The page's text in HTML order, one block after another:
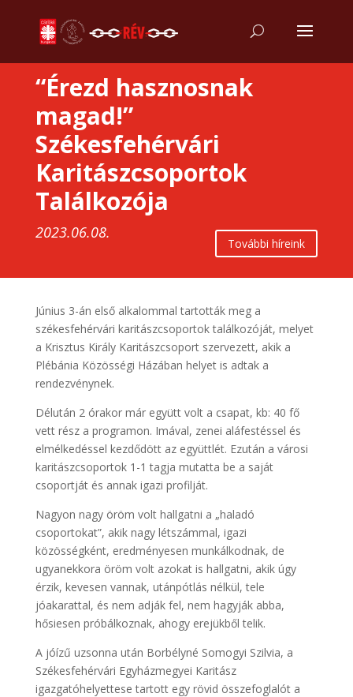
“Érezd hasznosnak
magad!”
Székesfehérvári
Karitászcsoportok
Találkozója
2023.06.08.
További híreink
Június 3-án első alkalommal tartották meg a
székesfehérvári karitászcsoportok találkozóját, melyet
a Krisztus Király Karitászcsoport szervezett, akik a
Plébánia Közösségi Házában helyet is adtak a
rendezvénynek.
Délután 2 órakor már együtt volt a csapat, kb: 40 fő
vett rész a programon. Imával, zenei aláfestéssel és
elmélkedéssel kezdődött az együttlét. Ezután a városi
karitászcsoportok 1-1 tagja mutatta be a saját
csoportját és annak igazi profilját.
Nagyon nagy öröm volt hallgatni a „haladó
csoportokat”, akik nagy létszámmal, igazi
közösségként, eredményesen munkálkodnak, de
ugyanekkora öröm volt azokat is hallgatni, akik úgy
érzik, kevesen vannak, utánpótlás nélkül, tele
jóakarattal, és nem adják fel, nem hagyják abba,
hősiesen próbálkoznak, ahogy erejükből telik.
A jóízű uzsonna után Borbélyné Somogyi Szilvia, a
Székesfehérvári Egyházmegyei Karitász
igazgatóhelyettese tartott egy rövid összefoglalót a